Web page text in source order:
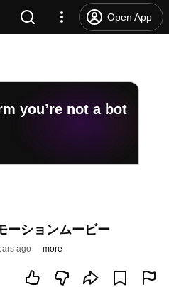
Open App
you’re not a bot
ションムービー
ago more